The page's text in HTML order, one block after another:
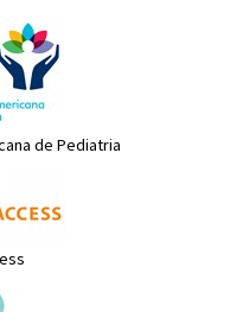
de Pediatria